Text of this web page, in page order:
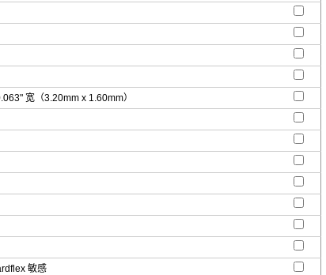
宽（3.20mm x 1.60mm）
敏感